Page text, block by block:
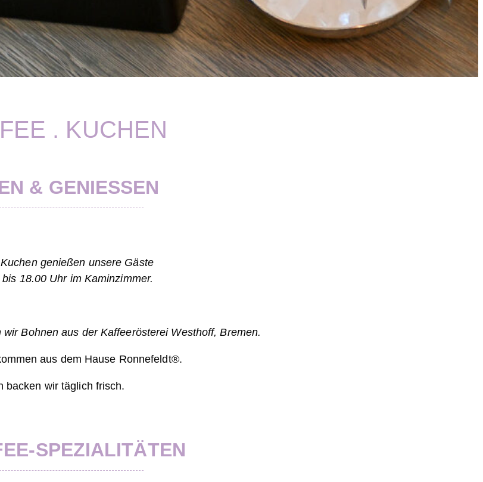
. KUCHEN
& GENIESSEN
genießen unsere Gäste
18.00 Uhr im Kaminzimmer.
Bohnen aus der Kaffeerösterei Westhoff, Bremen.
aus dem Hause Ronnefeldt®.
backen wir täglich frisch.
SPEZIALITÄTEN